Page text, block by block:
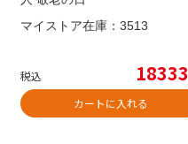
マイストア在庫： 3513
税込 18333
カートに入れる